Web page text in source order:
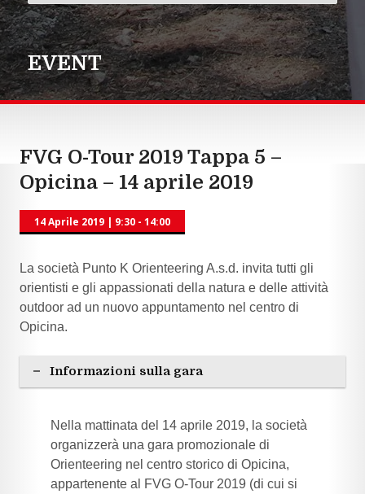
EVENT
FVG O-Tour 2019 Tappa 5 –
Opicina – 14 aprile 2019
14 Aprile 2019 | 9:30 - 14:00
La società Punto K Orienteering A.s.d. invita tutti gli
orientisti e gli appassionati della natura e delle attività
outdoor ad un nuovo appuntamento nel centro di
Opicina.
Informazioni sulla gara
Nella mattinata del 14 aprile 2019, la società
organizzerà una gara promozionale di
Orienteering nel centro storico di Opicina,
appartenente al FVG O-Tour 2019 (di cui si